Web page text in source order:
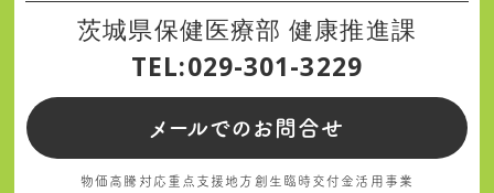
茨城県保健医療部 健康推進課
TEL:029-301-3229
メールでのお問合せ
物価高騰対応重点支援地方創生臨時交付金活用事業